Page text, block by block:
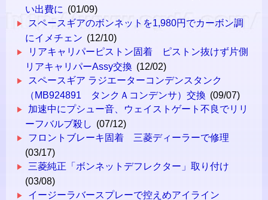
い出費に (01/09)
スペースギアのボンネットを1,980円でカーボン調
にイメチェン (12/10)
リアキャリパーピストン固着 ピストン抜けず片側
リアキャリパーAssy交換 (12/02)
スペースギア ラジエーターコンデンスタンク
（MB924891 タンクＡコンデンサ）交換 (09/07)
加速中にプシュー音、ウェイストゲート不良でリリ
ーフバルブ殺し (07/12)
フロントブレーキ固着 三菱ディーラーで修理
(03/17)
三菱純正「ボンネットデフレクター」取り付け
(03/08)
イージーラバースプレーで控えめアイライン